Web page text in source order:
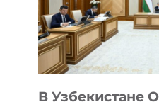
В Узбекистане